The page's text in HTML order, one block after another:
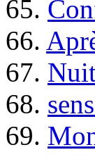
65.
66.
67.
68.
69.